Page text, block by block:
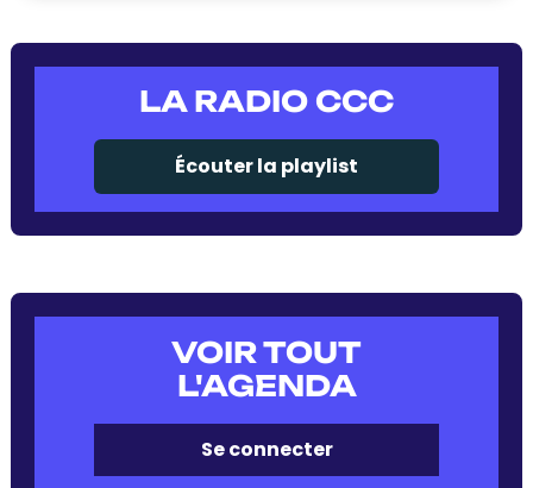
LA RADIO CCC
Écouter la playlist
VOIR TOUT
L'AGENDA
Se connecter